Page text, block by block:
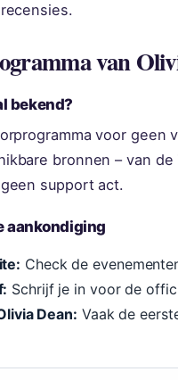
van
bekend?
voor geen
bronnen – van
support act.
aankondiging
Check de
Schrijf je in voor de
Dean: Vaak de